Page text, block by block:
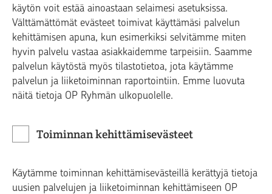
käytön voit estää ainoastaan selaimesi asetuksissa.
Välttämättömät evästeet toimivat käyttämäsi palvelun
kehittämisen apuna, kun esimerkiksi selvitämme miten
hyvin palvelu vastaa asiakkaidemme tarpeisiin. Saamme
palvelun käytöstä myös tilastotietoa, jota käytämme
palvelun ja liiketoiminnan raportointiin. Emme luovuta
näitä tietoja OP Ryhmän ulkopuolelle.
Toiminnan kehittämisevästeet
Käytämme toiminnan kehittämisevästeillä kerättyjä tietoja
uusien palvelujen ja liiketoiminnan kehittämiseen OP